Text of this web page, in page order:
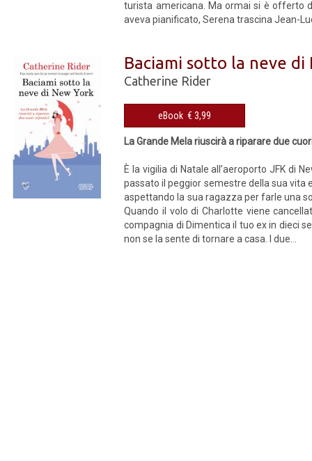
turista americana. Ma ormai si è offerto
aveva pianificato, Serena trascina Jean-
Baciami sotto la neve di
Catherine Rider
eBook € 3,99
La Grande Mela riuscirà a riparare due
È la vigilia di Natale all’aeroporto JFK di
passato il peggior semestre della sua vita
aspettando la sua ragazza per farle una
Quando il volo di Charlotte viene
compagnia di Dimentica il tuo ex in dieci
non se la sente di tornare a casa. I due...